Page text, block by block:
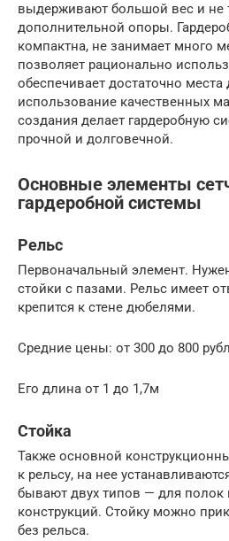
выдерживают большой вес и не
дополнительной опоры.
компактна, не занимает много
позволяет рационально
обеспечивает достаточно
использование качественных
создания делает гардеробную
прочной и долговечной.
Основные элементы
гардеробной системы
Рельс
Первоначальный элемент.
стойки с пазами. Рельс имеет
крепится к стене дюбелями.
Средние цены: от 300 до 800
Его длина от 1 до 1,7м
Стойка
Также основной
к рельсу, на нее
бывают двух типов — для полок
конструкций. Стойку можно
без рельса.